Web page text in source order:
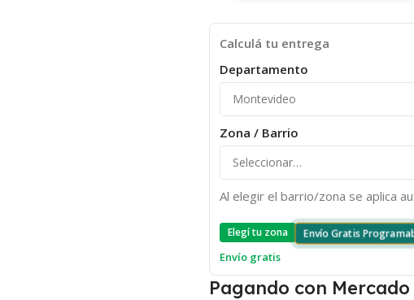
Calculá tu entrega
Departamento
Zona / Barrio
Al elegir el barrio/zona se aplica
Elegí tu zona Envío Gratis
Envío gratis
Pagando con Mercado